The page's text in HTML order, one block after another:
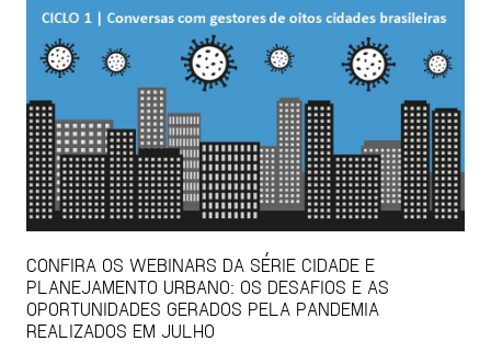
CONFIRA OS WEBINARS DA SÉRIE CIDADE E
PLANEJAMENTO URBANO: OS DESAFIOS E AS
OPORTUNIDADES GERADOS PELA PANDEMIA
REALIZADOS EM JULHO